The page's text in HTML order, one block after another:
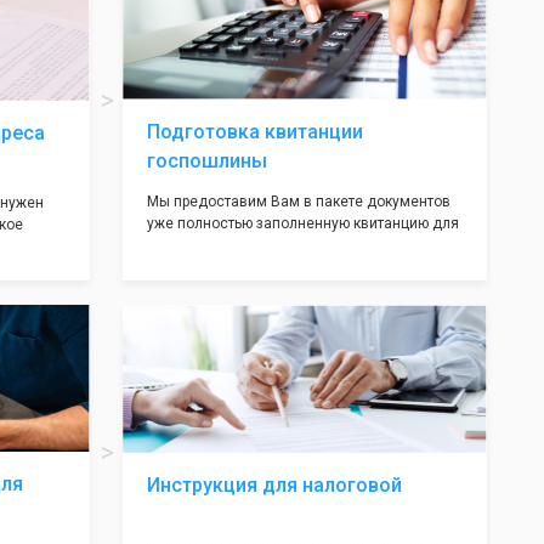
в
полною
не
все
Подготовка квитанции
госпошлины
Мы предоставим Вам в пакете документов
уже полностью заполненную квитанцию для
посредственно в налоговой инспекции при
подаче документов на регистрацию.
Инструкция для налоговой